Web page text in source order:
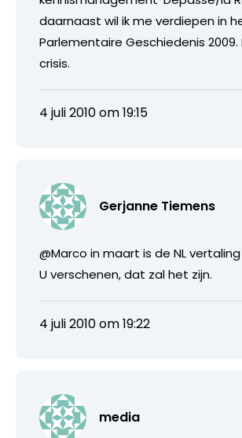
daarnaast wil ik me verdiepen in
Parlementaire Geschiedenis
crisis.
4 juli 2010 om 19:15
Gerjanne Tiemens
@Marco in maart is de NL
U verschenen, dat zal het zijn.
4 juli 2010 om 19:22
media